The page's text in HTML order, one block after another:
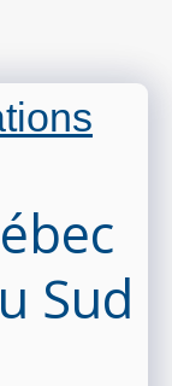
Sud